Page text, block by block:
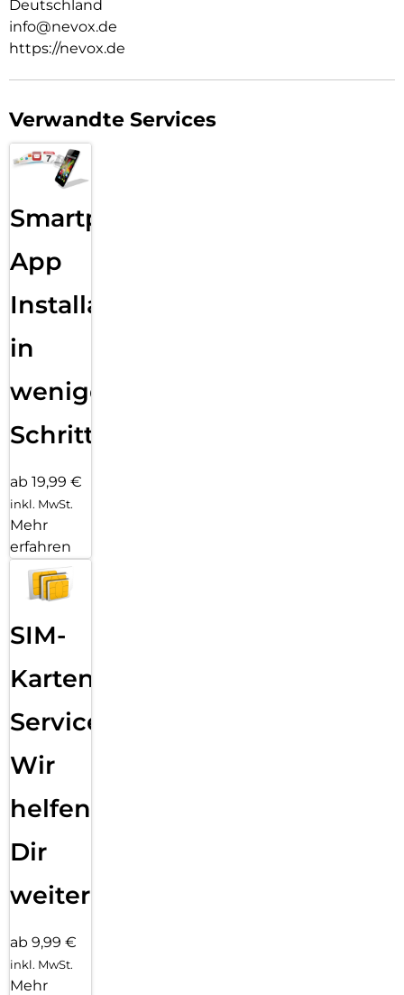
Deutschland
info@nevox.de
https://nevox.de
Verwandte Services
Smartphone
App
Installation
in
wenigen
Schritten
ab 19,99 €
inkl. MwSt.
Mehr
erfahren
SIM-
Karten
Service:
Wir
helfen
Dir
weiter
ab 9,99 €
inkl. MwSt.
Mehr